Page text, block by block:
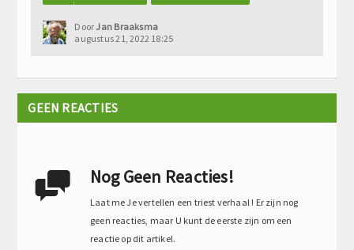
DoorJan Braaksma
augustus 21, 2022 18:25
GEEN REACTIES
 Nog Geen Reacties!
Laat me Je vertellen een triest verhaal ! Er zijn nog
geen reacties, maar U kunt de eerste zijn om een
reactie op dit artikel.